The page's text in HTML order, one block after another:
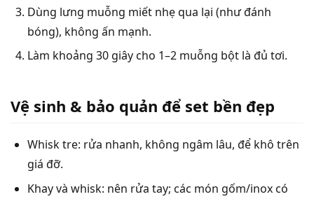
Dùng lưng muỗng miết nhẹ qua lại (như đánh
bóng), không ấn mạnh.
Làm khoảng 30 giây cho 1–2 muỗng bột là đủ tơi.
Vệ sinh & bảo quản để set bền đẹp
Whisk tre: rửa nhanh, không ngâm lâu, để khô trên
giá đỡ.
Khay và whisk: nên rửa tay; các món gốm/inox có